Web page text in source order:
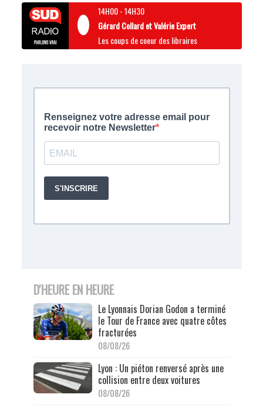
14H00-14H30
Gérard Collard et Valérie Expert
Les coups de coeur des libraires
D'HEURE EN HEURE
Le Lyonnais Dorian Godon a terminé
le Tour de France avec quatre côtes
fracturées
08/08/26
Lyon : Un piéton renversé après une
collision entre deux voitures
08/08/26